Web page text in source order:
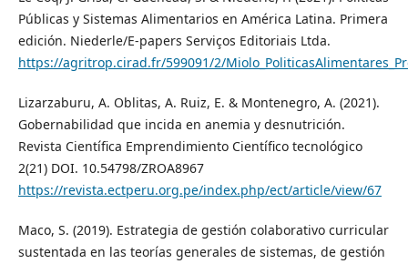
Públicas y Sistemas Alimentarios en América Latina. Primera
edición. Niederle/E-papers Serviços Editoriais Ltda.
https://agritrop.cirad.fr/599091/2/
Lizarzaburu, A. Oblitas, A. Ruiz, E. & Montenegro, A. (2021).
Gobernabilidad que incida en anemia y desnutrición.
Revista Científica Emprendimiento Científico tecnológico
2(21) DOI. 10.54798/ZROA8967
https://revista.ectperu.org.pe/index.php/ect/article/view/67
Maco, S. (2019). Estrategia de gestión colaborativo curricular
sustentada en las teorías generales de sistemas, de gestión